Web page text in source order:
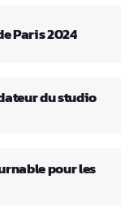
Paris 2024
du studio
pour les